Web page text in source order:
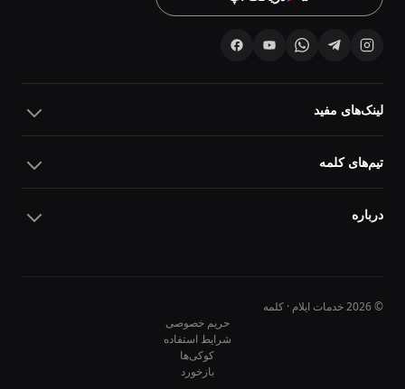
لینک‌های مفید
تیم‌های کلمه
درباره
© 2026 خدمات ایلام · کلمه
حریم خصوصی
شرایط استفاده
کوکی‌ها
بازخورد
10